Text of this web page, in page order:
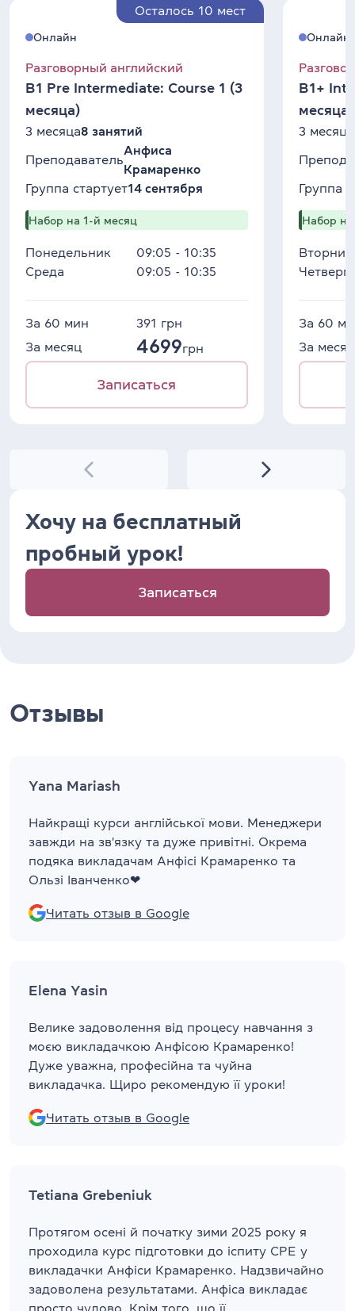
Осталось 10 мест
Онлайн
Разговорный английский
B1 Pre Intermediate: Course 1 (3
месяца)
3 месяца8 занятий
Преподаватель
Анфиса
Крамаренко
Группа стартует14 сентября
Набор на 1-й месяц
Понедельник
09:05 - 10:35
Среда
09:05 - 10:35
За 60 мин 391 грн
За месяц
4699грн
Записаться
Онлайн
B1+
месяца)
3 месяца
Группа
Набор
Вторник
Четверг
За 60
За месяц
Хочу на бесплатный
пробный урок!
Записаться
Отзывы
Yana Mariash
Найкращі курси англійської мови. Менеджери
завжди на зв'язку та дуже привітні. Окрема
подяка викладачам Анфісі Крамаренко та
Ользі Іванченко❤
Читать отзыв в Google
Elena Yasin
Велике задоволення від процесу навчання з
моєю викладачкою Анфісою Крамаренко!
Дуже уважна, професійна та чуйна
викладачка. Щиро рекомендую її уроки!
Читать отзыв в Google
Tetiana Grebeniuk
Протягом осені й початку зими 2025 року я
проходила курс підготовки до іспиту CPE у
викладачки Анфіси Крамаренко. Надзвичайно
задоволена результатами. Анфіса викладає
просто чудово. Крім того, що її